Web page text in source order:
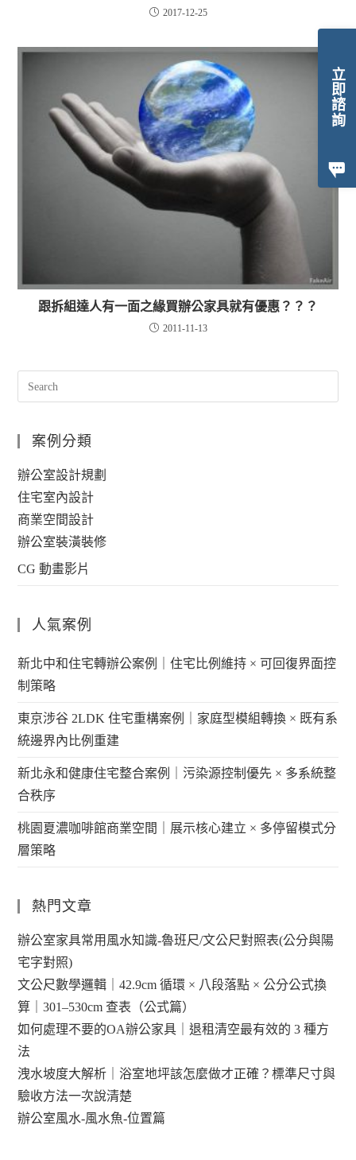
立即諮詢
2017-12-25
跟拆組達人有一面之緣買辦公家具就有優惠？？？
2011-11-13
案例分類
辦公室設計規劃
住宅室內設計
商業空間設計
辦公室裝潢裝修
CG 動畫影片
人氣案例
新北中和住宅轉辦公案例｜住宅比例維持 × 可回復界面控
制策略
東京涉谷 2LDK 住宅重構案例｜家庭型模組轉換 × 既有系
統邊界內比例重建
新北永和健康住宅整合案例｜污染源控制優先 × 多系統整
合秩序
桃園夏濃咖啡館商業空間｜展示核心建立 × 多停留模式分
層策略
熱門文章
辦公室家具常用風水知識-魯班尺/文公尺對照表(公分與陽
宅字對照)
文公尺數學邏輯｜42.9cm 循環 × 八段落點 × 公分公式換
算｜301–530cm 查表（公式篇）
如何處理不要的OA辦公家具｜退租清空最有效的 3 種方
法
洩水坡度大解析｜浴室地坪該怎麼做才正確？標準尺寸與
驗收方法一次說清楚
辦公室風水-風水魚-位置篇